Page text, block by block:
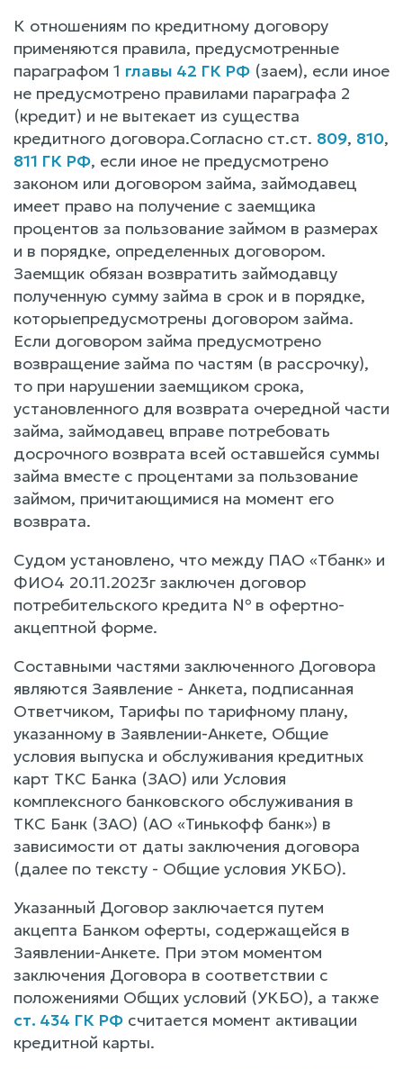
К отношениям по кредитному договору
применяются правила, предусмотренные
параграфом 1 главы 42 ГК РФ (заем), если иное
не предусмотрено правилами параграфа 2
(кредит) и не вытекает из существа
кредитного договора.Согласно ст.ст. 809, 810,
811 ГК РФ, если иное не предусмотрено
законом или договором займа, займодавец
имеет право на получение с заемщика
процентов за пользование займом в размерах
и в порядке, определенных договором.
Заемщик обязан возвратить займодавцу
полученную сумму займа в срок и в порядке,
которыепредусмотрены договором займа.
Если договором займа предусмотрено
возвращение займа по частям (в рассрочку),
то при нарушении заемщиком срока,
установленного для возврата очередной части
займа, займодавец вправе потребовать
досрочного возврата всей оставшейся суммы
займа вместе с процентами за пользование
займом, причитающимися на момент его
возврата.
Судом установлено, что между ПАО «Тбанк» и
ФИО4 20.11.2023г заключен договор
потребительского кредита № в офертно-
акцептной форме.
Составными частями заключенного Договора
являются Заявление - Анкета, подписанная
Ответчиком, Тарифы по тарифному плану,
указанному в Заявлении-Анкете, Общие
условия выпуска и обслуживания кредитных
карт ТКС Банка (ЗАО) или Условия
комплексного банковского обслуживания в
ТКС Банк (ЗАО) (АО «Тинькофф банк») в
зависимости от даты заключения договора
(далее по тексту - Общие условия УКБО).
Указанный Договор заключается путем
акцепта Банком оферты, содержащейся в
Заявлении-Анкете. При этом моментом
заключения Договора в соответствии с
положениями Общих условий (УКБО), а также
ст. 434 ГК РФ считается момент активации
кредитной карты.